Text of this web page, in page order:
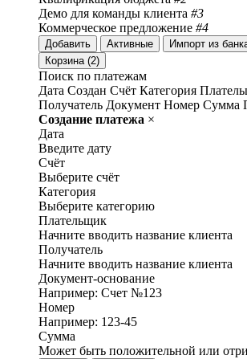
Демо для команды клиента #3
Коммерческое предложение #4
Добавить Активные
Импорт из
Корзина (2)
Поиск по платежам
Дата Создан Счёт Категория
Получатель Документ Номер Сумма
Создание платежа ×
Дата
Введите дату
Счёт
Выберите счёт
Категория
Выберите категорию
Плательщик
Начните вводить название клиента
Получатель
Начните вводить название клиента
Документ-основание
Например: Счет №123
Номер
Например: 123-45
Сумма
Может быть положительной или